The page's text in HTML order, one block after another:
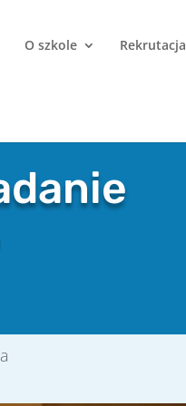
O szkole Rekrutacja